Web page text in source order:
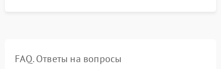
FAQ. Ответы на вопросы